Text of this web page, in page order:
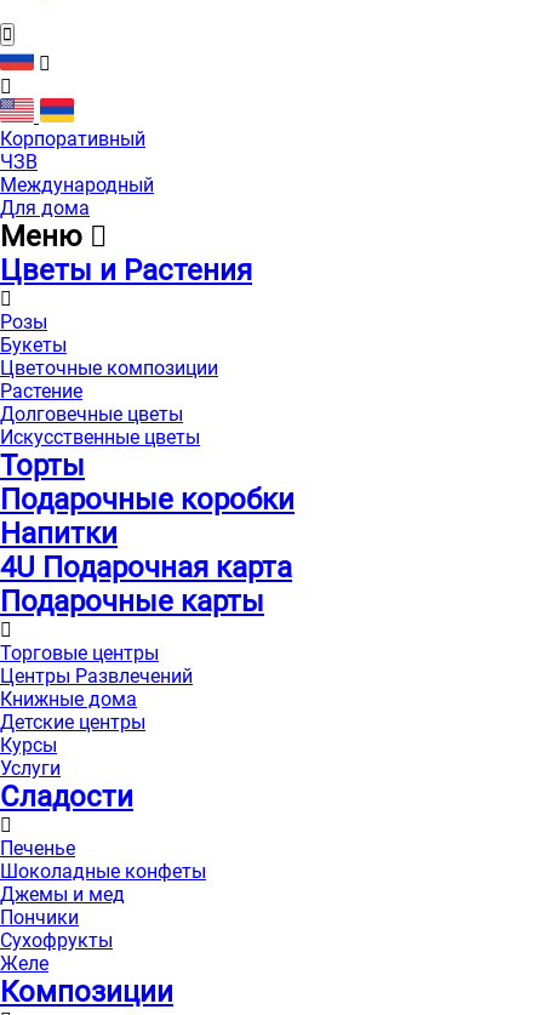
Корпоративный
ЧЗВ
Международный
Для дома
Меню
Цветы и Растения
Розы
Букеты
Цветочные композиции
Растение
Долговечные цветы
Искусственные цветы
Торты
Подарочные коробки
Напитки
4U Подарочная карта
Подарочные карты
Торговые центры
Центры Развлечений
Книжные дома
Детские центры
Курсы
Услуги
Сладости
Печенье
Шоколадные конфеты
Джемы и мед
Пончики
Сухофрукты
Желе
Композиции